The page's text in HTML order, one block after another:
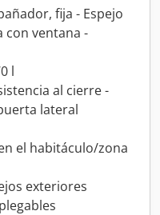
fija - Espejo
ventana -
l
al cierre -
lateral
el habitáculo/zona
exteriores